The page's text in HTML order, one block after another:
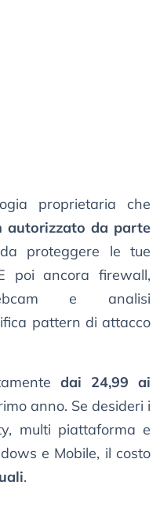
proprietaria che
autorizzato da parte
proteggere le tue
poi ancora firewall,
e analisi
pattern di attacco
dai 24,99 ai
anno. Se desideri i
multi piattaforma e
e Mobile, il costo
.